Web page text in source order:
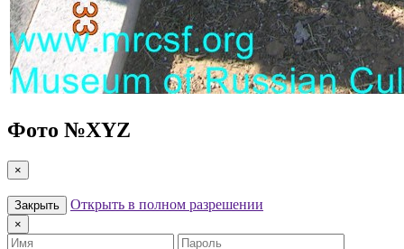
Фото №XYZ
×
Закрыть Открыть в полном разрешении
×
Имя
Пароль